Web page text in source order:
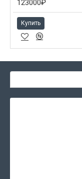
123000₽
Купить